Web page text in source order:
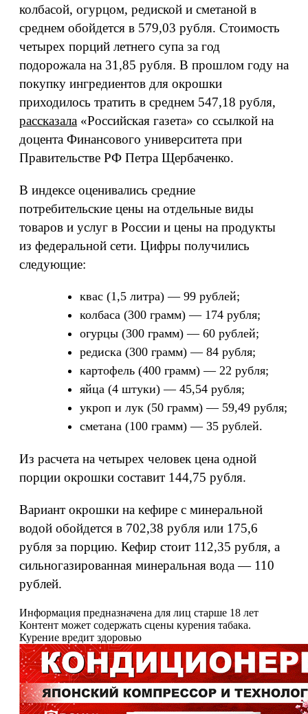
колбасой, огурцом, редиской и сметаной в
среднем обойдется в 579,03 рубля. Стоимость
четырех порций летнего супа за год
подорожала на 31,85 рубля. В прошлом году на
покупку ингредиентов для окрошки
приходилось тратить в среднем 547,18 рубля,
рассказала «Российская газета» со ссылкой на
доцента Финансового университета при
Правительстве РФ Петра Щербаченко.
В индексе оценивались средние
потребительские цены на отдельные виды
товаров и услуг в России и цены на продукты
из федеральной сети. Цифры получились
следующие:
квас (1,5 литра) — 99 рублей;
колбаса (300 грамм) — 174 рубля;
огурцы (300 грамм) — 60 рублей;
редиска (300 грамм) — 84 рубля;
картофель (400 грамм) — 22 рубля;
яйца (4 штуки) — 45,54 рубля;
укроп и лук (50 грамм) — 59,49 рубля;
сметана (100 грамм) — 35 рублей.
Из расчета на четырех человек цена одной
порции окрошки составит 144,75 рубля.
Вариант окрошки на кефире с минеральной
водой обойдется в 702,38 рубля или 175,6
рубля за порцию. Кефир стоит 112,35 рубля, а
сильногазированная минеральная вода — 110
рублей.
Информация предназначена для лиц старше 18 лет
Контент может содержать сцены курения табака.
Курение вредит здоровью